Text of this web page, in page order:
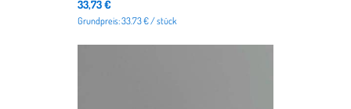
33,73 €
Grundpreis: 33.73 € / stück